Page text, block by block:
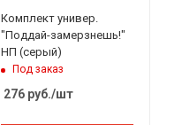
Комплект универ.
"Поддай-замерзнешь!"
НП (серый)
Под заказ
276руб./шт